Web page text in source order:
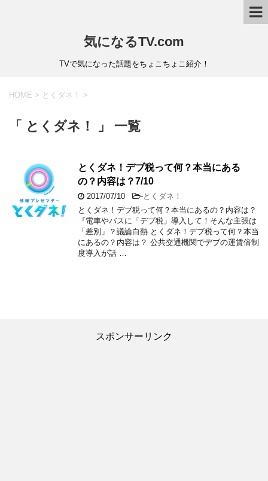
気になるTV.com
TVで気になった話題をちょこちょこ紹介！
HOME > とくダネ！ >
「 とくダネ！ 」 一覧
とくダネ！デブ税って何？本当にある
の？内容は？7/10
2017/07/10 -とくダネ！
とくダネ！デブ税って何？本当にあるの？内容は？
『電車やバスに「デブ税」導入して！そんな主張は
「差別」？議論白熱 とくダネ！デブ税って何？本当
にあるの？内容は？ 公共交通機関でデブの運賃倍制
度導入が話 …
スポンサーリンク